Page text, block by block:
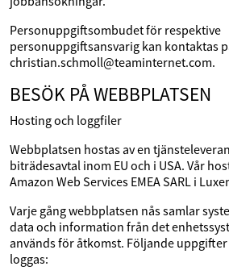
Personuppgiftsombudet för respektive
personuppgiftsansvarig kan kontaktas
christian.schmoll@teaminternet.com.
BESÖK PÅ WEBBPLATSEN
Hosting och loggfiler
Webbplatsen hostas av en
biträdesavtal inom EU och i USA. Vår
Amazon Web Services EMEA SARL i
Varje gång webbplatsen nås samlar
data och information från det
används för åtkomst. Följande
loggas: